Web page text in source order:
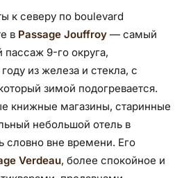
к северу по boulevard
в Passage Jouffroy — самый
9-го округа,
из железа и стекла, с
зимой подогревается.
книжные магазины, старинные
небольшой отель в
словно вне времени. Его
Verdeau, более спокойное и